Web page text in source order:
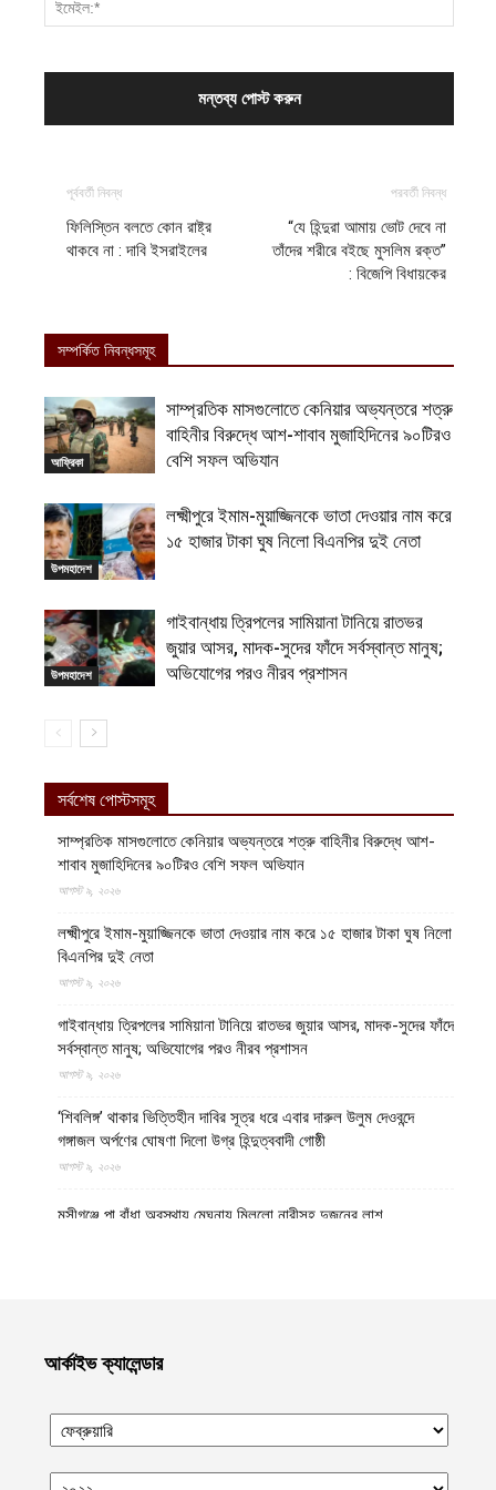
পূর্ববর্তী নিবন্ধ
ফিলিস্তিন বলতে কোন রাষ্ট্র
থাকবে না : দাবি ইসরাইলের
পরবর্তী নিবন্ধ
“যে হিন্দুরা আমায় ভোট দেবে না
তাঁদের শরীরে বইছে মুসলিম রক্ত”
: বিজেপি বিধায়কের
সম্পর্কিত নিবন্ধসমূহ
আফ্রিকা
সাম্প্রতিক মাসগুলোতে কেনিয়ার অভ্যন্তরে শত্রু
বাহিনীর বিরুদ্ধে আশ-শাবাব মুজাহিদিনের ৯০টিরও
বেশি সফল অভিযান
উপমহাদেশ
লক্ষ্মীপুরে ইমাম-মুয়াজ্জিনকে ভাতা দেওয়ার নাম করে
১৫ হাজার টাকা ঘুষ নিলো বিএনপির দুই নেতা
উপমহাদেশ
গাইবান্ধায় ত্রিপলের সামিয়ানা টানিয়ে রাতভর
জুয়ার আসর, মাদক-সুদের ফাঁদে সর্বস্বান্ত মানুষ;
অভিযোগের পরও নীরব প্রশাসন
সর্বশেষ পোস্টসমূহ
সাম্প্রতিক মাসগুলোতে কেনিয়ার অভ্যন্তরে শত্রু বাহিনীর বিরুদ্ধে আশ-
শাবাব মুজাহিদিনের ৯০টিরও বেশি সফল অভিযান
আগস্ট ৯, ২০২৬
লক্ষ্মীপুরে ইমাম-মুয়াজ্জিনকে ভাতা দেওয়ার নাম করে ১৫ হাজার টাকা ঘুষ নিলো
বিএনপির দুই নেতা
আগস্ট ৯, ২০২৬
গাইবান্ধায় ত্রিপলের সামিয়ানা টানিয়ে রাতভর জুয়ার আসর, মাদক-সুদের ফাঁদে
সর্বস্বান্ত মানুষ; অভিযোগের পরও নীরব প্রশাসন
আগস্ট ৯, ২০২৬
‘শিবলিঙ্গ’ থাকার ভিত্তিহীন দাবির সূত্র ধরে এবার দারুল উলুম দেওবন্দে
গঙ্গাজল অর্পণের ঘোষণা দিলো উগ্র হিন্দুত্ববাদী গোষ্ঠী
আগস্ট ৯, ২০২৬
মুন্সীগঞ্জে পা বাঁধা অবস্থায় মেঘনায় মিললো নারীসহ দুজনের লাশ
মৌলভীবাজারের কুলাউড়া সীমান্তে বাংলাদেশি যুবককে গুলি করে লাশ নিয়ে
গেলো সন্ত্রাসী বিএসএফ
আর্কাইভ ক্যালেন্ডার